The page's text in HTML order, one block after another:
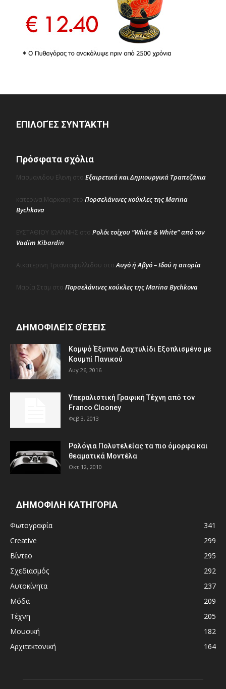
ΕΠΙΛΟΓΈΣ ΣΥΝΤΆΚΤΗ
Πρόσφατα σχόλια
Μασμανιδου Ελενη στο Εξαιρετικά και Δημιουργικά Τραπεζάκια
κατερινα Μαρκακη στο Πορσελάνινες κούκλες της Marina
Bychkova
ΕΥΣΤΑΘΙΟΥ ΙΩΑΝΝΗΣ στο Ρολόι τοίχου “White & White” από τον
Vadim Kibardin
Αικατερινη Τριανταφυλλιδου στοΑυγό ή Αβγό – Ιδού η απορία
Μαρία Σταμ στο Πορσελάνινες κούκλες της Marina Bychkova
ΔΗΜΟΦΙΛΕΊΣ ΘΈΣΕΙΣ
Κομψό Έξυπνο Δαχτυλίδι Εξοπλισμένο με
Κουμπί Πανικού
Αυγ 26, 2016
Υπεραλιστική Γραφική Τέχνη από τον
Franco Clooney
Φεβ 3, 2013
Ρολόγια Πολυτελείας τα πιο όμορφα και
θεαματικά Μοντέλα
Οκτ 12, 2010
ΔΗΜΟΦΙΛΗ ΚΑΤΗΓΟΡΙΑ
Φωτογραφία
341
Creative
299
Βίντεο
295
Σχεδιασμός
292
Αυτοκίνητα
237
Μόδα
209
Τέχνη
205
Μουσική
182
Αρχιτεκτονική
164